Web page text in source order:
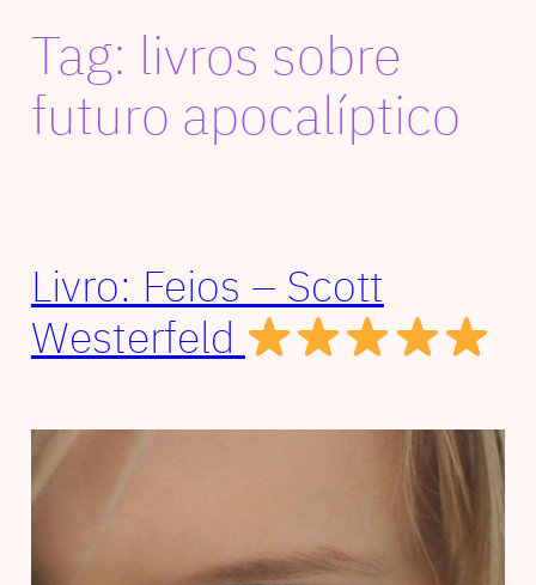
Tag: livros sobre
futuro apocalíptico
Livro: Feios – Scott
Westerfeld